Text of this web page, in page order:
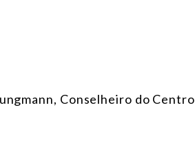
Conselheiro do Centro